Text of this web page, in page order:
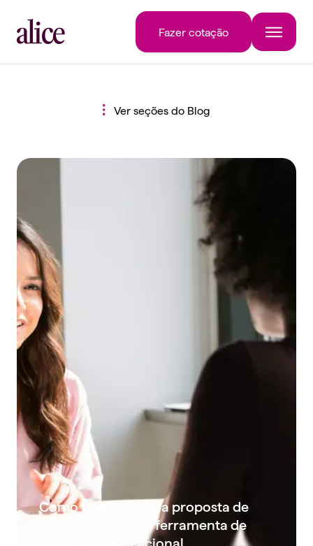
Fazer cotação
Ver seções do Blog
Como transformar a proposta de
emprego em uma ferramenta de